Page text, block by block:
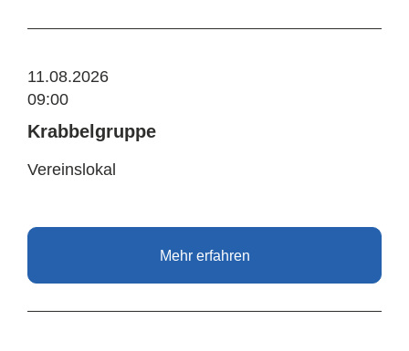
11.08.2026
09:00
Krabbelgruppe
Vereinslokal
Mehr erfahren